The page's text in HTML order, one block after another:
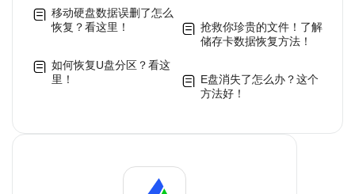
移动硬盘数据误删了怎么
恢复？看这里！
如何恢复U盘分区？看这
里！
抢救你珍贵的文件！了解
储存卡数据恢复方法！
E盘消失了怎么办？这个
方法好！